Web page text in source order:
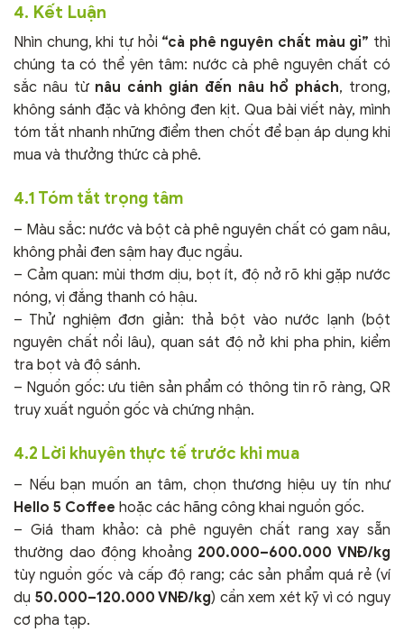
4. Kết Luận
Nhìn chung, khi tự hỏi “cà phê nguyên chất màu gì” thì
chúng ta có thể yên tâm: nước cà phê nguyên chất có
sắc nâu từ nâu cánh gián đến nâu hổ phách, trong,
không sánh đặc và không đen kịt. Qua bài viết này, mình
tóm tắt nhanh những điểm then chốt để bạn áp dụng khi
mua và thưởng thức cà phê.
4.1 Tóm tắt trọng tâm
– Màu sắc: nước và bột cà phê nguyên chất có gam nâu,
không phải đen sậm hay đục ngầu.
– Cảm quan: mùi thơm dịu, bọt ít, độ nở rõ khi gặp nước
nóng, vị đắng thanh có hậu.
– Thử nghiệm đơn giản: thả bột vào nước lạnh (bột
nguyên chất nổi lâu), quan sát độ nở khi pha phin, kiểm
tra bọt và độ sánh.
– Nguồn gốc: ưu tiên sản phẩm có thông tin rõ ràng, QR
truy xuất nguồn gốc và chứng nhận.
4.2 Lời khuyên thực tế trước khi mua
– Nếu bạn muốn an tâm, chọn thương hiệu uy tín như
Hello 5 Coffee hoặc các hãng công khai nguồn gốc.
– Giá tham khảo: cà phê nguyên chất rang xay sẵn
thường dao động khoảng 200.000–600.000 VNĐ/kg
tùy nguồn gốc và cấp độ rang; các sản phẩm quá rẻ (ví
dụ 50.000–120.000 VNĐ/kg) cần xem xét kỹ vì có nguy
cơ pha tạp.